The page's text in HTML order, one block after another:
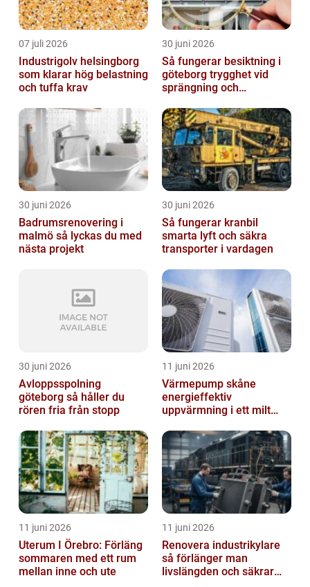
07 juli 2026
Industrigolv helsingborg
som klarar hög belastning
och tuffa krav
30 juni 2026
Så fungerar besiktning i
göteborg trygghet vid
sprängning och
30 juni 2026
Badrumsrenovering i
malmö så lyckas du med
nästa projekt
30 juni 2026
Så fungerar kranbil
smarta lyft och säkra
transporter i vardagen
30 juni 2026
Avloppsspolning
göteborg så håller du
rören fria från stopp
11 juni 2026
Värmepump skåne
energieffektiv
uppvärmning i ett milt
11 juni 2026
Uterum I Örebro: Förläng
sommaren med ett rum
mellan inne och ute
11 juni 2026
Renovera industrikylare
så förlänger man
livslängden och säkrar